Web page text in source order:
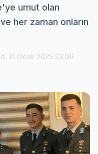
umut olan
her zaman onların
31 Ocak 2025 23:06